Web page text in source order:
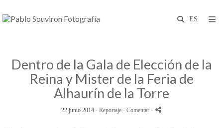
Dentro de la Gala de Elección de la
Reina y Mister de la Feria de
Alhaurín de la Torre
22 junio 2014 - Reportaje - Comentar -